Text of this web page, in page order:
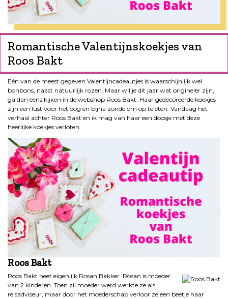
Romantische Valentijnskoekjes van
Roos Bakt
Eén van de meest gegeven Valentijncadeautjes is waarschijnlijk wel
bonbons, naast natuurlijk rozen. Maar wil je dit jaar wat origineler zijn,
ga dan eens kijken in de webshop Roos Bakt. Haar gedecoreerde koekjes
zijn een lust voor het oog en bijna zonde om op te eten. Vandaag het
verhaal achter Roos Bakt en ik mag van haar een doosje met deze
heerlijke koekjes verloten.
Roos Bakt
Roos Bakt heet eigenlijk Rosan Bakker. Rosan is moeder
van 2 kinderen. Toen zij moeder werd werkte ze als
reisadviseur, maar door het moederschap verloor ze een beetje haar